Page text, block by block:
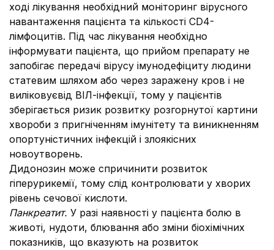
ході лікування необхідний моніторинг вірусного
навантаження пацієнта та кількості СD4-
лімфоцитів. Під час лікування необхідно
інформувати пацієнта, що прийом препарату не
запобігає передачі вірусу імунодефіциту людини
статевим шляхом або через заражену кров і не
виліковуєвід ВІЛ-інфекції, тому у пацієнтів
зберігається ризик розвитку розгорнутої картини
хвороби з пригніченням імунітету та виникненням
опортуністичних інфекцій і злоякісних
новоутворень.
Дидонозин може спричинити розвиток
гіперурикемії, тому слід контролювати у хворих
рівень сечової кислоти.
Панкреатит. У разі наявності у пацієнта болю в
животі, нудоти, блювання або зміни біохімічних
показників, що вказують на розвиток